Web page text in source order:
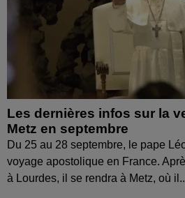
Les dernières infos sur la
Metz en septembre
Du 25 au 28 septembre, le pape
voyage apostolique en France.
à Lourdes, il se rendra à Metz, où